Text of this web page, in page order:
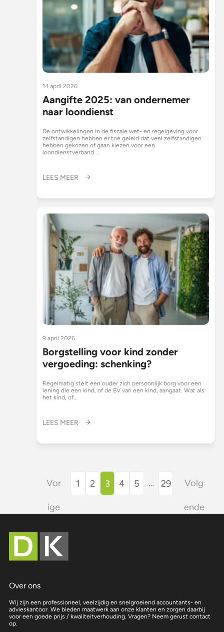
14 april 2026
Aangifte 2025: van ondernemer
naar loondienst
De ontwikkelingen in de fiscale wet- en regelgeving voor
zelfstandigen hebben er toe geleid dat veel zelfstandigen
hebben gekozen of gaan kiezen voor een
loondienstverband.…
LEES MEER
9 april 2026
Borgstelling voor kind zonder
vergoeding: schenking?
Regelmatig stelt een ouder zich persoonlijk borg voor een
lening die een kind, of de BV van een kind, aangaat. Wat als
het kind, of…
LEES MEER
Vor
ige
1 2 3 4 5 … 29 Volg
ende
Over ons
Wij zijn een professioneel, veelzijdig en snelgroeiend accountants- en
advieskantoor. We bieden maatwerk aan onze klanten en zorgen daarbij
voor een goede prijs / kwaliteitverhouding. Vragen? Neem gerust contact
op.